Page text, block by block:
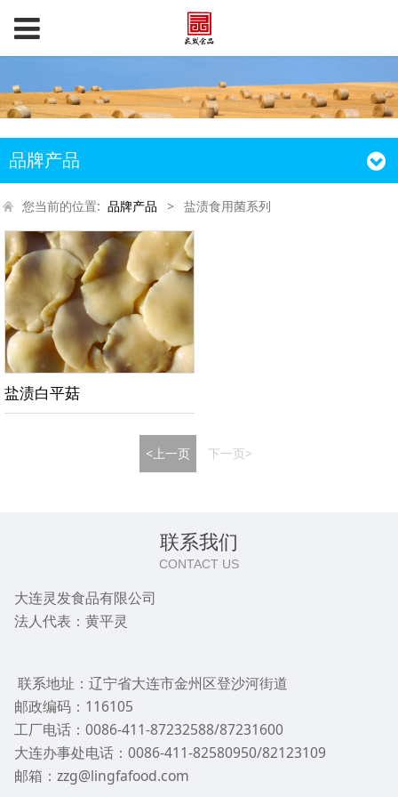
品牌产品
您当前的位置:品牌产品 > 盐渍食用菌系列
盐渍白平菇
<上一页 下一页>
联系我们
CONTACT US
大连灵发食品有限公司
法人代表：黄平灵
联系地址：辽宁省大连市金州区登沙河街道
邮政编码：116105
工厂电话：0086-411-87232588/87231600
大连办事处电话：0086-411-82580950/82123109
邮箱：zzg@lingfafood.com